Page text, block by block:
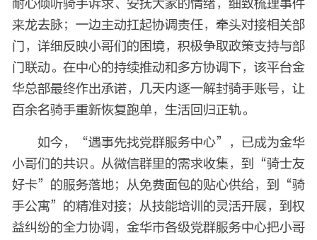
耐心倾听骑手诉求、安抚大家的情绪，细致梳理事件
来龙去脉；一边主动扛起协调责任，牵头对接相关部
门，详细反映小哥们的困境，积极争取政策支持与部
门联动。在中心的持续推动和多方协调下，该平台金
华总部最终作出承诺，几天内逐一解封骑手账号，让
百余名骑手重新恢复跑单，生活回归正轨。
如今，“遇事先找党群服务中心”，已成为金华
小哥们的共识。从微信群里的需求收集，到“骑士友
好卡”的服务落地；从免费面包的贴心供给，到“骑
手公寓”的精准对接；从技能培训的灵活开展，到权
益纠纷的全力协调，金华市各级党群服务中心把小哥